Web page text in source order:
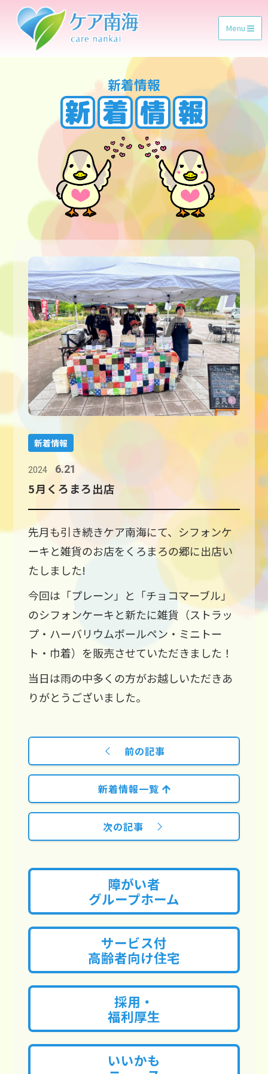
Menu
新着情報
新 着 情 報
新着情報
2024 6.21
5月くろまろ出店
先月も引き続きケア南海にて、シフォンケ
ーキと雑貨のお店をくろまろの郷に出店い
たしました!
今回は「プレーン」と「チョコマーブル」
のシフォンケーキと新たに雑貨（ストラッ
プ・ハーバリウムボールペン・ミニトー
ト・巾着）を販売させていただきました！
当日は雨の中多くの方がお越しいただきあ
りがとうございました。
前の記事
新着情報一覧
次の記事
障がい者
グループホーム
サービス付
高齢者向け住宅
採用・
福利厚生
いいかも